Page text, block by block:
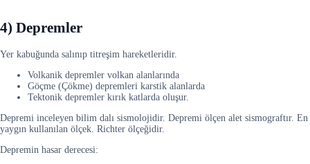
4) Depremler
Yer kabuğunda salınıp titreşim hareketleridir.
Volkanik depremler volkan alanlarında
Göçme (Çökme) depremleri karstik alanlarda
Tektonik depremler kırık katlarda oluşur.
Depremi inceleyen bilim dalı sismolojidir. Depremi ölçen alet sismograftır. En
yaygın kullanılan ölçek. Richter ölçeğidir.
Depremin hasar derecesi: